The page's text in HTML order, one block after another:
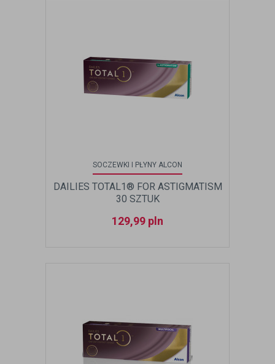
SOCZEWKI I PŁYNY ALCON
DAILIES TOTAL1® FOR ASTIGMATISM
30 SZTUK
129,99 pln